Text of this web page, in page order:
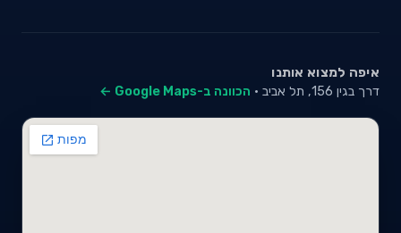
איפה למצוא אותנו
דרך בגין 156, תל אביב · הכוונה ב-Google Maps ←